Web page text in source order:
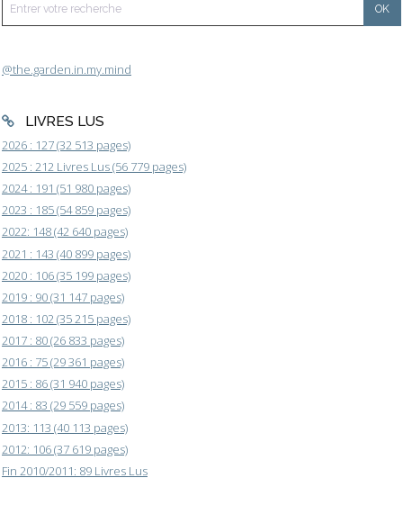
@the.garden.in.my.mind
LIVRES LUS
2026 : 127 (32 513 pages)
2025 : 212 Livres Lus (56 779 pages)
2024 : 191 (51 980 pages)
2023 : 185 (54 859 pages)
2022: 148 (42 640 pages)
2021 : 143 (40 899 pages)
2020 : 106 (35 199 pages)
2019 : 90 (31 147 pages)
2018 : 102 (35 215 pages)
2017 : 80 (26 833 pages)
2016 : 75 (29 361 pages)
2015 : 86 (31 940 pages)
2014 : 83 (29 559 pages)
2013: 113 (40 113 pages)
2012: 106 (37 619 pages)
Fin 2010/2011: 89 Livres Lus